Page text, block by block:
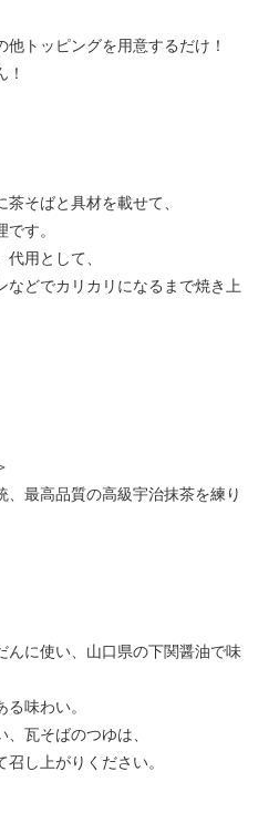
トッピングを用意するだけ！
茶そばと具材を載せて、
す。
代用として、
などでカリカリになるまで焼き上
、最高品質の高級宇治抹茶を練り
んに使い、山口県の下関醤油で味
味わい。
瓦そばのつゆは、
し上がりください。